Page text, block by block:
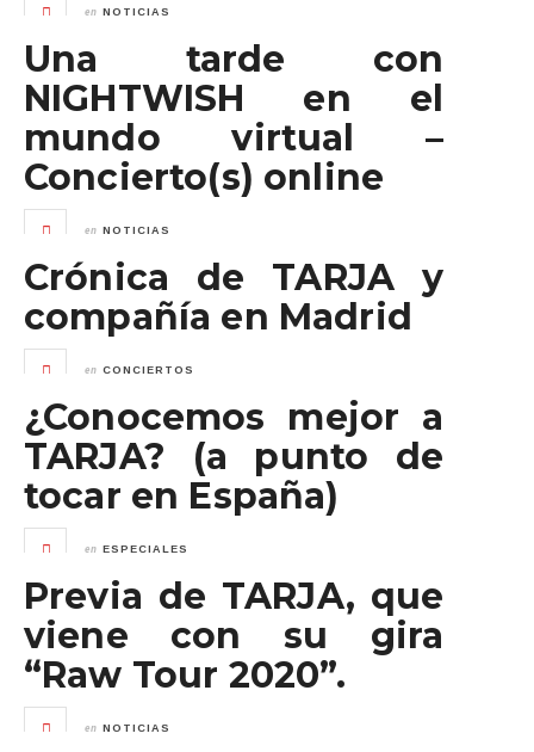
en NOTICIAS
Una tarde con
NIGHTWISH en el
mundo virtual –
Concierto(s) online
en NOTICIAS
Crónica de TARJA y
compañía en Madrid
en CONCIERTOS
¿Conocemos mejor a
TARJA? (a punto de
tocar en España)
en ESPECIALES
Previa de TARJA, que
viene con su gira
“Raw Tour 2020”.
en NOTICIAS